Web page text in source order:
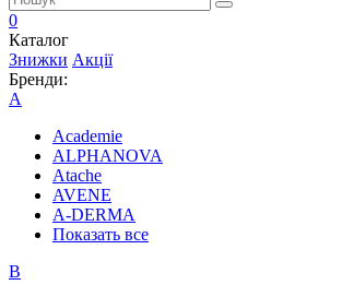
0
Каталог
Знижки Акції
Бренди:
A
Academie
ALPHANOVA
Atache
AVENE
A-DERMA
Показать все
B